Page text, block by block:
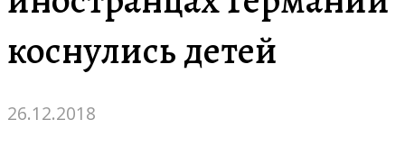
коснулись детей
26.12.2018